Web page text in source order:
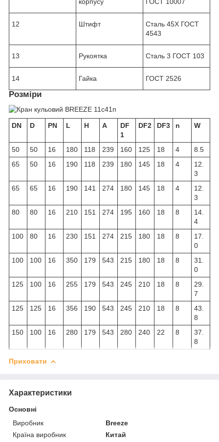
корпусу ГОСТ 10007
12 Штифт
Сталь 45Х ГОСТ
4543
13 Рукоятка Сталь 3 ГОСТ 103
14 Гайка ГОСТ 2526
Розміри
DN D PN L H A
DF
1
DF2 DF3 n W
50 50 16 180 118 239 160 125 18 4
8.5
65
50 16 190 118 239 180 145 18 4
12.
3
65
65 16 190 141 274 180 145 18 4
12.
3
80
80 16 210 151 274 195 160 18 8
14.
4
100
80 16 230 151 274 215 180 18 8
17.
0
100
100 16 350 179 543 215 180 18 8
31.
0
125
100 16 255 179 543 245 210 18 8
29.
7
125
125 16 356 190 543 245 210 18 8
43.
8
150
100 16 280 179 543 280 240 22 8
37.
8
Приховати
Характеристики
Основні
Виробник
Breeze
Країна виробник
Китай